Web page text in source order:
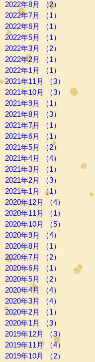
2022年8月
（2）
2022年7月
（1）
2022年6月
（1）
2022年5月
（1）
2022年3月
（2）
2022年2月
（1）
2022年1月
（1）
2021年11月
（3）
2021年10月
（3）
3件の記事
2021年9月
（1）
2021年8月
（3）
2021年7月
（1）
2021年6月
（1）
2021年5月
（2）
2021年4月
（4）
2021年3月
（1）
1件の記事
2021年2月
（3）
2021年1月
（1）
1件の記事
2020年12月
（4）
2020年11月
（1）
2020年10月
（5）
2020年9月
（4）
2020年8月
（1）
2020年7月
（2）
2020年6月
（1）
1件の記事
2020年5月
（2）
2020年4月
（4）
2020年3月
（4）
2020年2月
（1）
2020年1月
（3）
2019年12月
（3）
2019年11月
（4）
2019年10月
（2）